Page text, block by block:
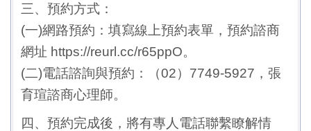
三、預約方式：
(一)網路預約：填寫線上預約表單，預約諮商
網址 https://reurl.cc/r65ppO。
(二)電話諮詢與預約：（02）7749-5927，張
育瑄諮商心理師。
四、預約完成後，將有專人電話聯繫瞭解情